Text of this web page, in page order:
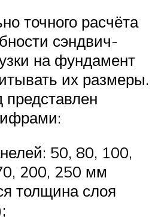
точного расчёта
сэндвич-
на фундамент
их размеры.
50, 80, 100,
200, 250 мм
толщина слоя